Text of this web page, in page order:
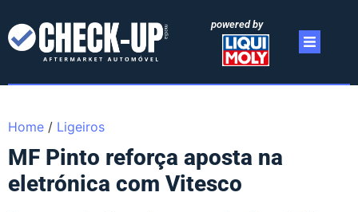
powered by
Home / Ligeiros
MF Pinto reforça aposta na
eletrónica com Vitesco